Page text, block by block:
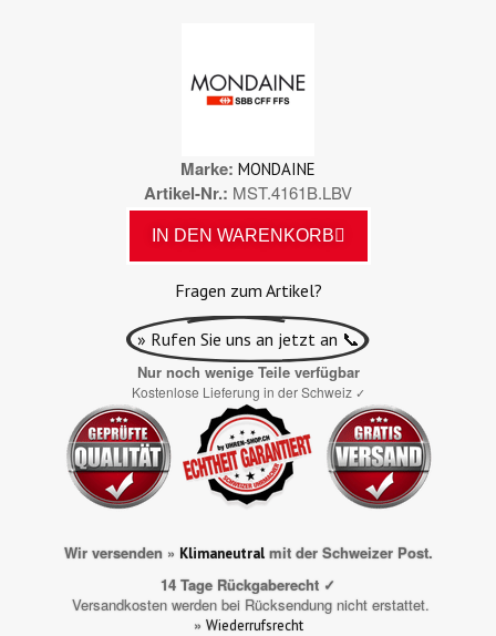
Marke MONDAINE
Artikel-Nr. MST.4161B.LBV
IN DEN WARENKORB
Fragen zum Artikel?
» Rufen Sie uns an jetzt an 📞
Nur noch wenige Teile verfügbar
Kostenlose Lieferung in der Schweiz ✓
Wir versenden » Klimaneutralmit der Schweizer Post.
14 Tage Rückgaberecht ✓
Versandkosten werden bei Rücksendung nicht erstattet.
» Wiederrufsrecht